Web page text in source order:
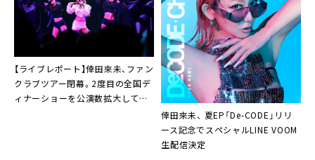
【ライブレポート】倖田來未、ファン
クラブツアー閉幕。2度目の全国デ
ィナーショーを公演数拡大して開
倖田來未、 夏EP「De-CODE」リリ
ース記念でスペシャルLINE VOOM
生配信決定